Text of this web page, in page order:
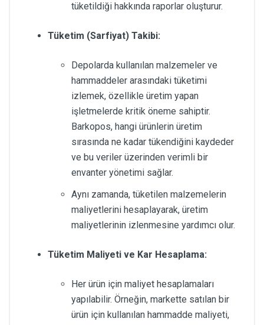
tüketildiği hakkında raporlar oluşturur.
Tüketim (Sarfiyat) Takibi:
Depolarda kullanılan malzemeler ve
hammaddeler arasındaki tüketimi
izlemek, özellikle üretim yapan
işletmelerde kritik öneme sahiptir.
Barkopos, hangi ürünlerin üretim
sırasında ne kadar tükendiğini kaydeder
ve bu veriler üzerinden verimli bir
envanter yönetimi sağlar.
Aynı zamanda, tüketilen malzemelerin
maliyetlerini hesaplayarak, üretim
maliyetlerinin izlenmesine yardımcı olur.
Tüketim Maliyeti ve Kar Hesaplama:
Her ürün için maliyet hesaplamaları
yapılabilir. Örneğin, markette satılan bir
ürün için kullanılan hammadde maliyeti,